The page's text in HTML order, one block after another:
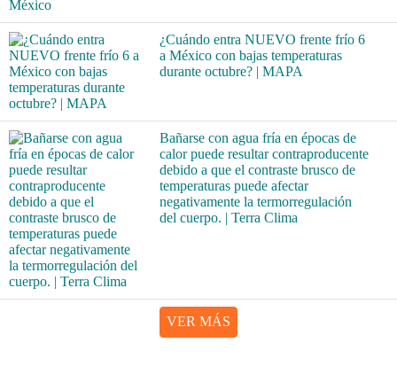
¿Cuándo entra NUEVO frente frío 6
a México con bajas temperaturas
durante octubre? | MAPA
Bañarse con agua fría en épocas de
calor puede resultar contraproducente
debido a que el contraste brusco de
temperaturas puede afectar
negativamente la termorregulación
del cuerpo. | Terra Clima
VER MÁS